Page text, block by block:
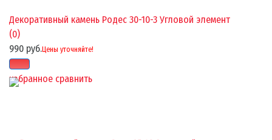
избранное сравнить
Декоративный камень Родес 30-10-3 Угловой элемент
(0)
990 руб.Цены уточняйте!